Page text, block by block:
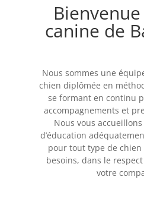
Bienvenue
canine de
Nous sommes une
chien diplômée en
se formant en continu
accompagnements et
Nous vous
d’éducation
pour tout type de
besoins, dans le
votre